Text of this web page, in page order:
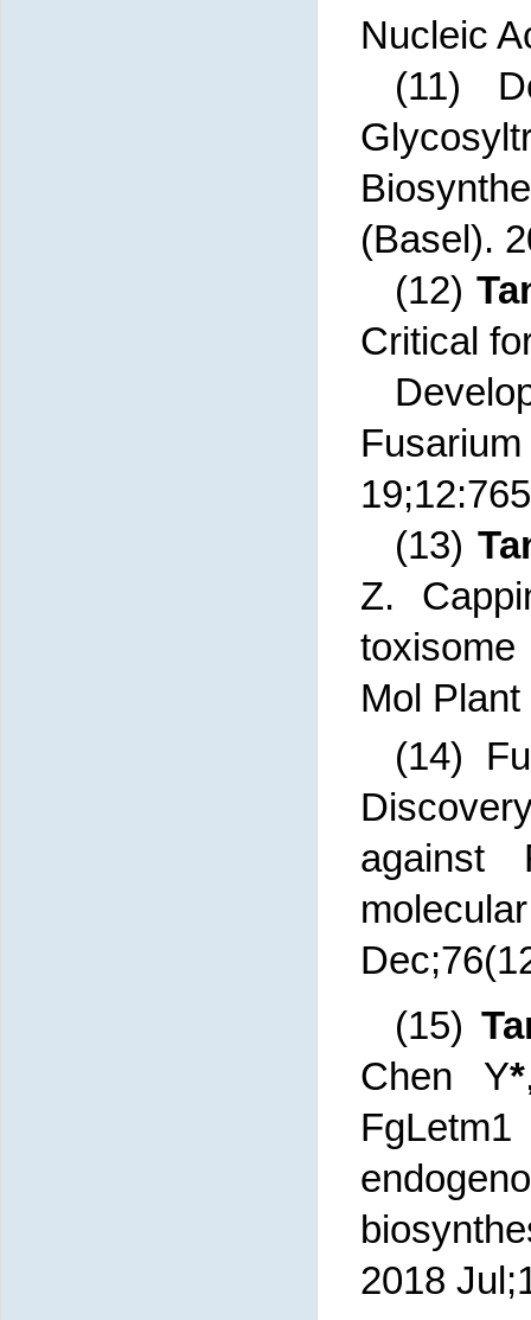
Nucleic
(11)
(Basel).
(12)
Critical
(13)
Z.
toxisome
Mol
(14)
against
(15)
Chen Y*
2018